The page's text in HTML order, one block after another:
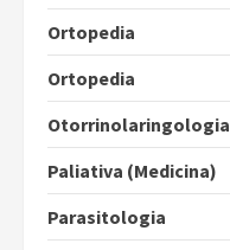
Ortopedia
Ortopedia
Otorrinolaringologia
Paliativa (Medicina)
Parasitologia